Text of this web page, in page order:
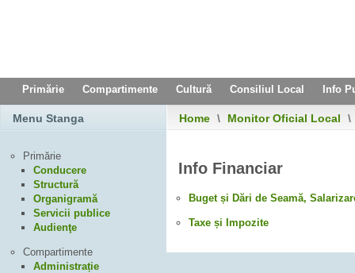
Primărie Compartimente Cultură Consiliul Local Info
Home \ Monitor Oficial Local \
Info Financiar
Buget și Dări de Seamă,
Taxe și Impozite
Menu Stanga
Primărie
Conducere
Structură
Organigramă
Servicii publice
Audienţe
Compartimente
Administrație